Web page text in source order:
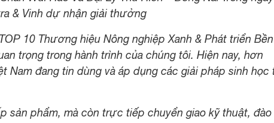
& Vinh dự nhận giải thưởng
10 Thương hiệu Nông nghiệp Xanh & Phát triển Bền
trọng trong hành trình của chúng tôi. Hiện nay, hơn
Nam đang tin dùng và áp dụng các giải pháp sinh học
sản phẩm, mà còn trực tiếp chuyển giao kỹ thuật,